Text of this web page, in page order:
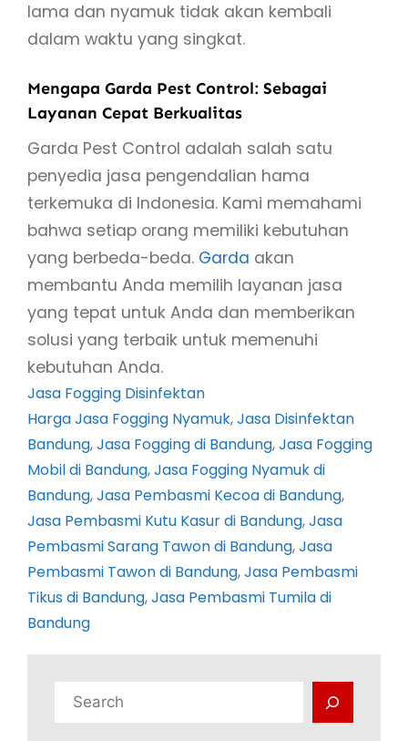
lama dan nyamuk tidak akan kembali
dalam waktu yang singkat.
Mengapa Garda Pest Control: Sebagai
Layanan Cepat Berkualitas
Garda Pest Control adalah salah satu
penyedia jasa pengendalian hama
terkemuka di Indonesia. Kami memahami
bahwa setiap orang memiliki kebutuhan
yang berbeda-beda. Garda akan
membantu Anda memilih layanan jasa
yang tepat untuk Anda dan memberikan
solusi yang terbaik untuk memenuhi
kebutuhan Anda.
Jasa Fogging Disinfektan
Harga Jasa Fogging Nyamuk, Jasa Disinfektan
Bandung, Jasa Fogging di Bandung, Jasa Fogging
Mobil di Bandung, Jasa Fogging Nyamuk di
Bandung, Jasa Pembasmi Kecoa di Bandung
Jasa Pembasmi Kutu Kasur di Bandung, Jasa
Pembasmi Sarang Tawon di Bandung, Jasa
Pembasmi Tawon di Bandung, Jasa Pembasmi
Tikus di Bandung, Jasa Pembasmi Tumila di
Bandung
a